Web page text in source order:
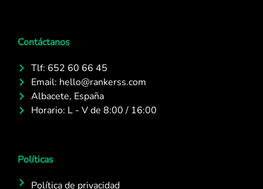
Contáctanos
Tlf: 652 60 66 45
Email: hello@rankerss.com
Albacete, España
Horario: L - V de 8:00 / 16:00
Políticas
Política de privacidad